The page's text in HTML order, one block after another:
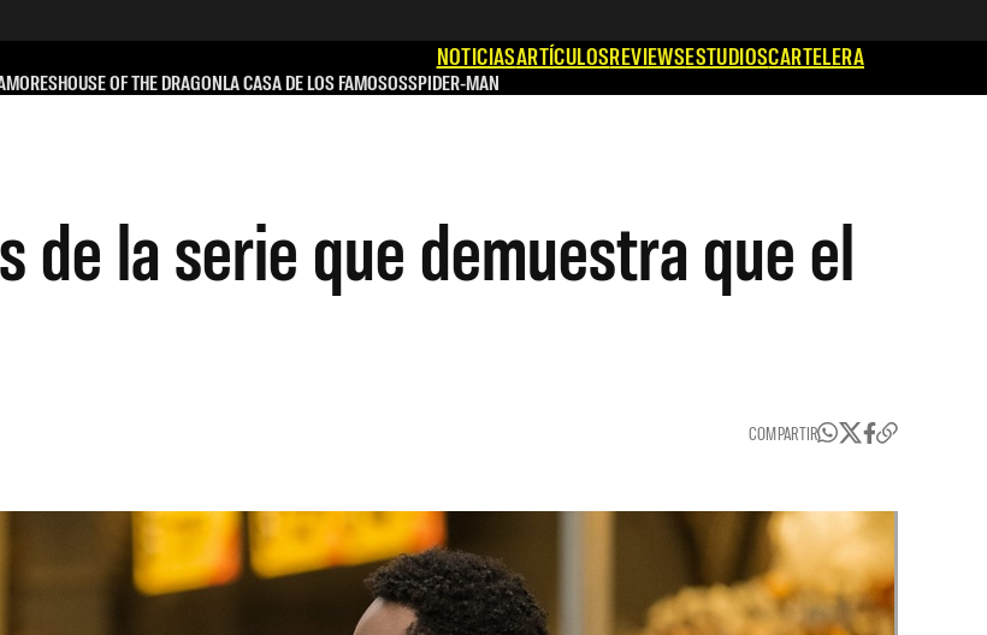
NOTICIASARTÍCULOSREVIEWSESTUDIOSCARTELERA
HOUSE OF THE DRAGONLA CASA DE LOS FAMOSOSSPIDER-MAN
de la serie que demuestra que el
COMPARTIR